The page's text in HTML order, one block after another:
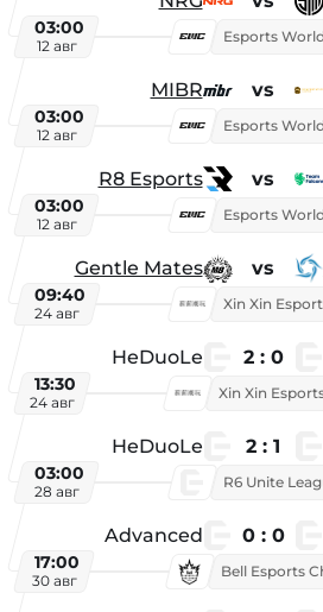
03:00
12 авг
MIBR vs
03:00
12 авг
R8 Esports vs
03:00
12 авг
Gentle Mates vs
09:40
24 авг
HeDuoLe 2 : 0
13:30
24 авг
HeDuoLe 2 : 1
03:00
28 авг
Advanced 0 : 0
17:00
30 авг